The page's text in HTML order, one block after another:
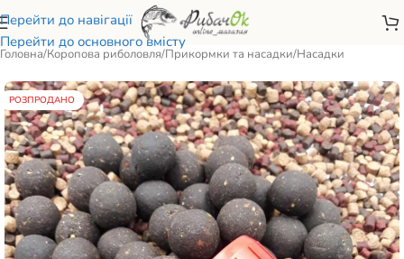
Перейти до навігації
Перейти до основного вмісту
Головна/Коропова риболовля/Прикормки та насадки/Насадки
РОЗПРОДАНО